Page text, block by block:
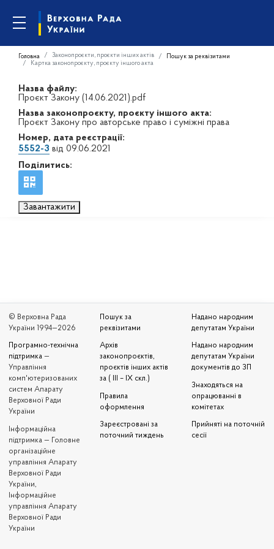
Головна Законопроєкти, проєкти інших актів
Пошук за реквізитами
Картка законопроєкту, проєкту іншого акта
Назва файлу:
Проєкт Закону (14.06.2021).pdf
Назва законопроєкту, проєкту іншого акта:
Проєкт Закону про авторське право і суміжні права
Номер, дата реєстрації:
5552-3 від 09.06.2021
Поділитись:
Завантажити
© Верховна Рада
України 1994—2026
Програмно-технічна
підтримка —
Управління
комп'ютеризованих
систем Апарату
Верховної Ради
України
Iнформаційна
підтримка — Головне
організаційне
управління Апарату
Верховної Ради
України,
Інформаційне
управління Апарату
Верховної Ради
України
Пошук за
реквізитами
Архів
законопроєктів,
проєктів інших актів
за ( III – IX скл.)
Правила
оформлення
Зареєстровані за
поточний тиждень
Надано народним
депутатам України
Надано народним
депутатам України
документів до ЗП
Знаходяться на
опрацюванні в
комітетах
Прийняті на поточній
сесії